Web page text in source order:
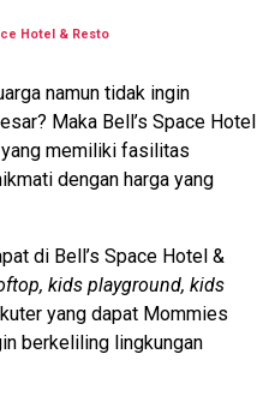
Hotel & Resto
namun tidak ingin
Maka Bell’s Space Hotel
memiliki fasilitas
dengan harga yang
di Bell’s Space Hotel &
kids playground, kids
yang dapat Mommies
berkeliling lingkungan